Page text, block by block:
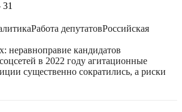
Работа депутатовРоссийская
неравноправие кандидатов
в 2022 году агитационные
существенно сократились, а риски